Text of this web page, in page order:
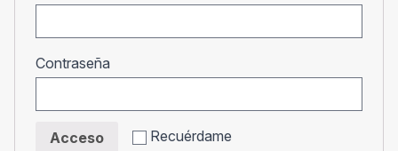
Contraseña
Recuérdame
Acceso